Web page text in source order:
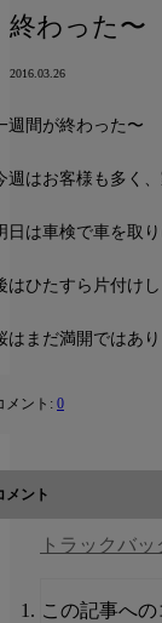
終わった〜
2016.03.26
週間が終わった〜
週はお客様も多く
日は車検で車を取り
はひたすら片付け
はまだ満開ではあ
メント: 0
メント
トラックバッ
この記事への